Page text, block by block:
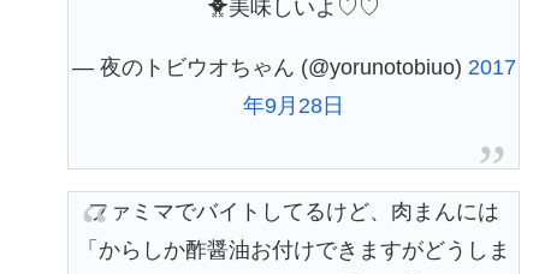
🐥美味しいよ♡♡
— 夜のトビウオちゃん (@yorunotobiuo) 2017
年9月28日
ファミマでバイトしてるけど、肉まんには
「からしか酢醤油お付けできますがどうしま